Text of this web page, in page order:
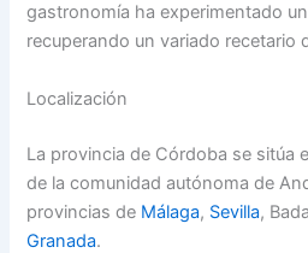
gastronomía ha experimentado
recuperando un variado recetario
Localización
La provincia de Córdoba se sitúa
de la comunidad autónoma de
provincias de Málaga, Sevilla,
Granada.